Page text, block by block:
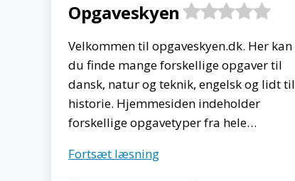
Opgaveskyen
Velkommen til opgaveskyen.dk. Her kan
du finde mange forskellige opgaver til
dansk, natur og teknik, engelsk og lidt til
historie. Hjemmesiden indeholder
forskellige opgavetyper fra hele…
Fortsæt læsningOpgaveskyen